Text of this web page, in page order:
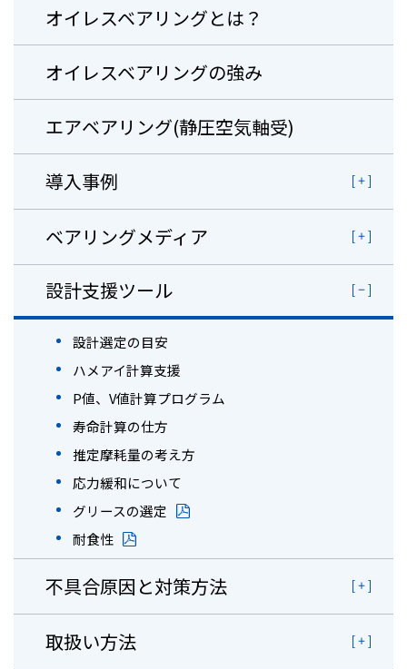
オイレスベアリングとは？
オイレスベアリングの強み
エアベアリング(静圧空気軸受)
導入事例
ベアリングメディア
設計支援ツール
設計選定の目安
ハメアイ計算支援
P値、V値計算プログラム
寿命計算の仕方
推定摩耗量の考え方
応力緩和について
グリースの選定
耐食性
不具合原因と対策方法
取扱い方法